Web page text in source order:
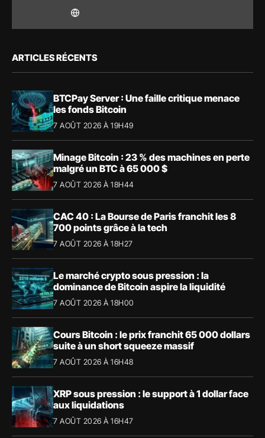
ARTICLES RÉCENTS
BTCPay Server : Une faille critique menace
les fonds Bitcoin
7 AOÛT 2026 À 19H49
Minage Bitcoin : 23 % des machines en perte
malgré un BTC à 65 000 $
7 AOÛT 2026 À 18H44
CAC 40 : La Bourse de Paris franchit les 8
700 points grâce à la tech
7 AOÛT 2026 À 18H27
Le marché crypto sous pression : la
dominance de Bitcoin aspire la liquidité
7 AOÛT 2026 À 18H00
Cours Bitcoin : le prix franchit 65 000 dollars
suite à un short squeeze massif
7 AOÛT 2026 À 16H48
XRP sous pression : le support à 1 dollar face
aux liquidations
7 AOÛT 2026 À 16H47